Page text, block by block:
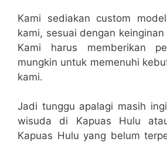
Kami sediakan custom
kami, sesuai dengan
Kami harus memberikan
mungkin untuk memenuhi
kami.
Jadi tunggu apalagi masih
wisuda di Kapuas Hulu
Kapuas Hulu yang belum